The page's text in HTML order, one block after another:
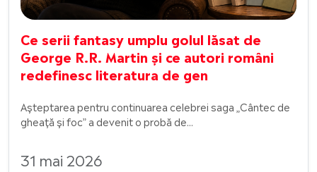
Ce serii fantasy umplu golul lăsat de
George R.R. Martin și ce autori români
redefinesc literatura de gen
31 mai 2026
Așteptarea pentru continuarea celebrei saga „Cântec de
gheață și foc” a devenit o probă de...